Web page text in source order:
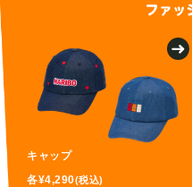
キャップ
各¥4,290(税込)